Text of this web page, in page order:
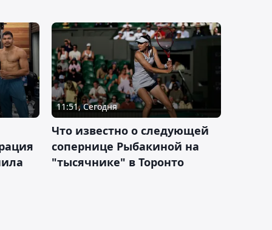
11:51, Сегодня
Что известно о следующей
сопернице Рыбакиной на
"тысячнике" в Торонто